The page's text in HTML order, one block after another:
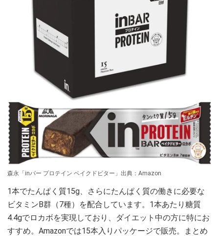
森永「inバー プロテイン ベイクドビター」出典：Amazon
1本でたんぱく質15g、さらにたんぱく質の働きに必要な
ビタミンB群（7種）を配合しています。1本あたり糖質
4.4gでロカボを実現しており、ダイエット中の方に特にお
すすめ。Amazonでは15本入りパッケージで販売。まとめ